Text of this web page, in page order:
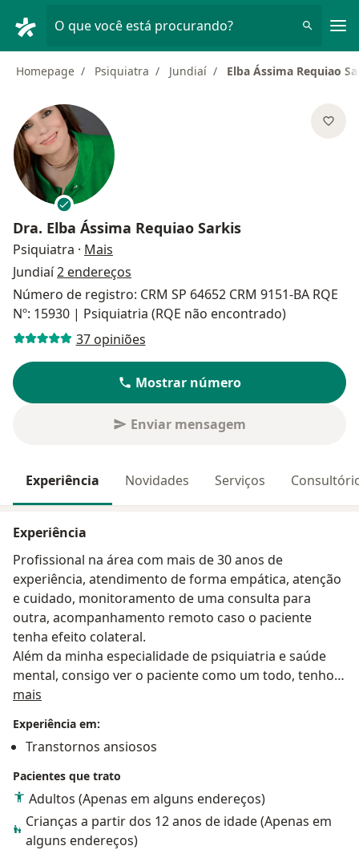
O que você está procurando?
Homepage Psiquiatra Jundiaí Elba Ássima Requiao
Dra. Elba Ássima Requiao Sarkis
Psiquiatra · Mais
Jundiaí2 endereços
Número de registro: CRM SP 64652 CRM 9151-BA RQE
Nº: 15930 | Psiquiatria (RQE não encontrado)
37 opiniões
Mostrar número
Enviar mensagem
Experiência Novidades Serviços
Experiência
Profissional na área com mais de 30 anos de
experiência, atendimento de forma empática, atenção
e cuidado, monitoramento de uma consulta para
outra, acompanhamento remoto caso o paciente
tenha efeito colateral.
Além da minha especialidade de psiquiatria e saúde
mental, consigo ver o paciente como um todo, tenho
uma visão geral clínica antes do diagnóstico
encaminho para outro especialista para tratamento
especializado.
mais
Experiência em:
Transtornos ansiosos
Pacientes que trato
Adultos (Apenas em alguns endereços)
Crianças a partir dos 12 anos de idade (Apenas em
alguns endereços)